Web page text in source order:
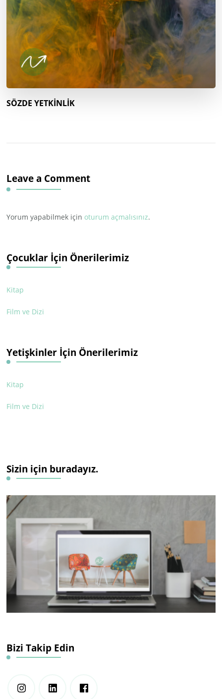
SÖZDE YETKİNLİK
Leave a Comment
Yorum yapabilmek için oturum açmalısınız.
Çocuklar İçin Önerilerimiz
Kitap
Film ve Dizi
Yetişkinler İçin Önerilerimiz
Kitap
Film ve Dizi
Sizin için buradayız.
Bizi Takip Edin